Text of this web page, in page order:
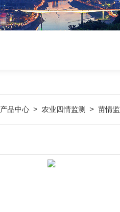
产品中心 > 农业四情监测 > 苗情